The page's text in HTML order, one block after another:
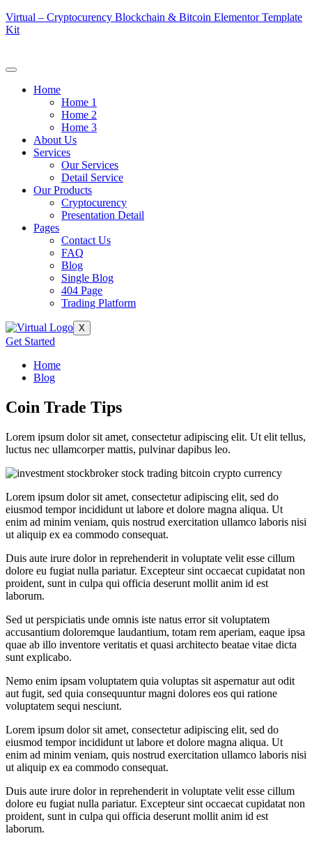
Virtual – Cryptocurency Blockchain & Bitcoin Elementor Template
Kit
Home
Home 1
Home 2
Home 3
About Us
Services
Our Services
Detail Service
Our Products
Cryptocurency
Presentation Detail
Pages
Contact Us
FAQ
Blog
Single Blog
404 Page
Trading Platform
X
Get Started
Home
Blog
Coin Trade Tips
Lorem ipsum dolor sit amet, consectetur adipiscing elit. Ut elit tellus,
luctus nec ullamcorper mattis, pulvinar dapibus leo.
Lorem ipsum dolor sit amet, consectetur adipiscing elit, sed do
eiusmod tempor incididunt ut labore et dolore magna aliqua. Ut
enim ad minim veniam, quis nostrud exercitation ullamco laboris nisi
ut aliquip ex ea commodo consequat.
Duis aute irure dolor in reprehenderit in voluptate velit esse cillum
dolore eu fugiat nulla pariatur. Excepteur sint occaecat cupidatat non
proident, sunt in culpa qui officia deserunt mollit anim id est
laborum.
Sed ut perspiciatis unde omnis iste natus error sit voluptatem
accusantium doloremque laudantium, totam rem aperiam, eaque ipsa
quae ab illo inventore veritatis et quasi architecto beatae vitae dicta
sunt explicabo.
Nemo enim ipsam voluptatem quia voluptas sit aspernatur aut odit
aut fugit, sed quia consequuntur magni dolores eos qui ratione
voluptatem sequi nesciunt.
Lorem ipsum dolor sit amet, consectetur adipiscing elit, sed do
eiusmod tempor incididunt ut labore et dolore magna aliqua. Ut
enim ad minim veniam, quis nostrud exercitation ullamco laboris nisi
ut aliquip ex ea commodo consequat.
Duis aute irure dolor in reprehenderit in voluptate velit esse cillum
dolore eu fugiat nulla pariatur. Excepteur sint occaecat cupidatat non
proident, sunt in culpa qui officia deserunt mollit anim id est
laborum.